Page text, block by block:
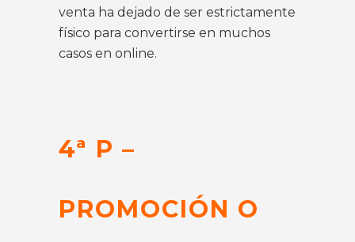
venta ha dejado de ser estrictamente
físico para convertirse en muchos
casos en online.
4ª P –
PROMOCIÓN O